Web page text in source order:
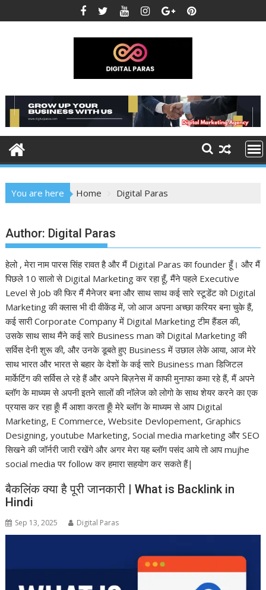
to
You are here Home Digital Paras
Author: Digital Paras
हेलो , मेरा नाम पारस सिंह रावत है और मैं Digital Paras का founder हूँ। और मैं
पिछले 10 सालो से Digital Marketing कर रहा हूँ, मैंने पहले Executive
Level से Job की फिर मैं मैनेजर बना और साथ साथ कई सारे स्टूडेंट को Digital
Marketing की क्लास भी दी वीकेंड में, जो आज अपना अच्छा करियर बना चुके हैं,
कई सारी Corporate Company में Digital Marketing टीम हैंडल की,
उसके साथ साथ मैंने कई सारे Business man को Digital Marketing की
सर्विस देनी शुरू की, और उनके डूबते हुए Business में उछाल लेके आया, आज मेरे
साथ भारत और भारत से बहार के देशों के कई सारे Business man डिजिटल
मार्केटिंग की सर्विस ले रहे हैं और अपने बिज़नेस में काफी मुनाफा कमा रहे हैं, मैं अपने
ब्लॉग के माध्यम से अपनी इतने सालों की नॉलेज को लोगो के साथ शेयर करने का एक
प्रयास कर रहा हूँ! मैं आशा करता हूँ! मेरे ब्लॉग के माध्यम से आप Digital
Marketing, E Commerce, Website Devlopement, Graphics
Designing, youtube Marketing, Social media marketing और SEO
सिखने की जॉर्नरी जारी रखेंगे और अगर मेरा यह ब्लॉग पसंद आये तो आप mujhe
social media पर follow कर हमारा सहयोग कर सकते हैं|
बैकलिंक क्या है पूरी जानकारी | What is Backlink in
Hindi
Sep 13, 2025 Digital Paras